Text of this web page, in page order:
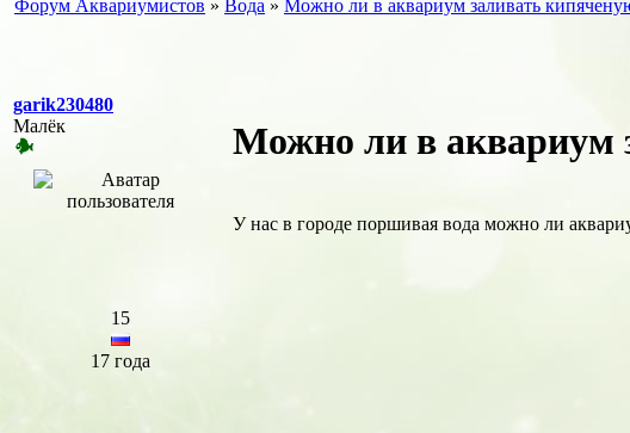
Форум Аквариумистов » Вода » Можно ли в аквариум заливать
garik230480
Малёк
15
17 года
Можно ли в аквариум
У нас в городе поршивая вода можно ли